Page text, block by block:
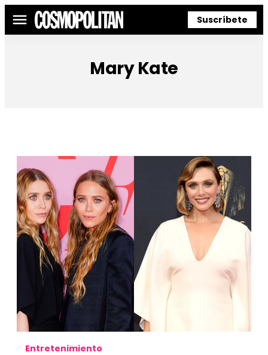
Menú Suscríbete
Mary Kate
Entretenimiento